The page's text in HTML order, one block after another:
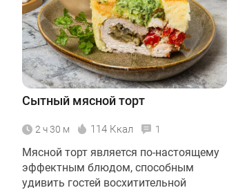
Сытный мясной торт
2 ч 30 м 114 Ккал 1
Мясной торт является по-настоящему
эффектным блюдом, способным
удивить гостей восхитительной